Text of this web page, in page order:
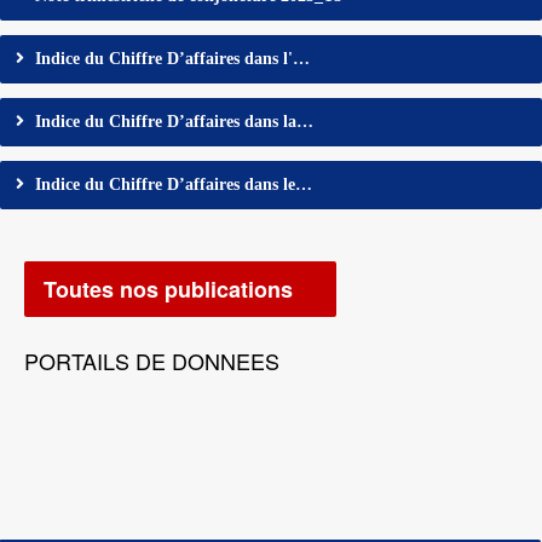
Indice du Chiffre D’affaires dans l'…
Indice du Chiffre D’affaires dans la…
Indice du Chiffre D’affaires dans le…
Toutes nos publications
PORTAILS DE DONNEES